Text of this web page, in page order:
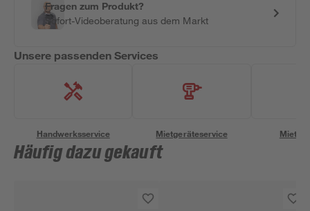
Fragen zum Produkt?
Sofort-Videoberatung aus dem Markt
Unsere passenden Services
Handwerksservice Mietgeräteservice
Häufig dazu gekauft